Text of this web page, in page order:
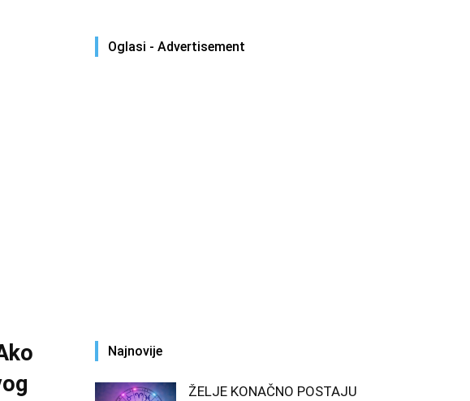
Oglasi - Advertisement
Najnovije
ŽELJE KONAČNO POSTAJU